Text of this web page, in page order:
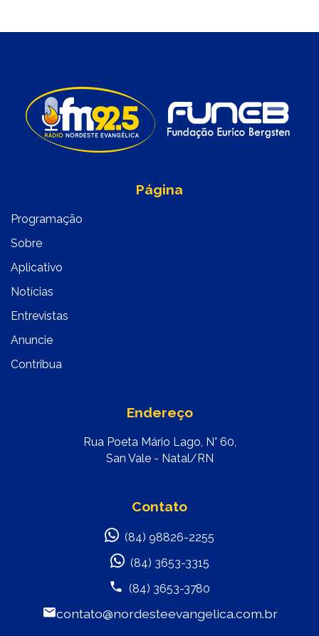
Página
Programação
Sobre
Aplicativo
Notícias
Entrevistas
Anuncie
Contribua
Endereço
Rua Poeta Mário Lago, N° 60,
San Vale - Natal/RN
Contato
(84) 98826-2255
(84) 3653-3315
(84) 3653-3780
contato@nordesteevangelica.com.br